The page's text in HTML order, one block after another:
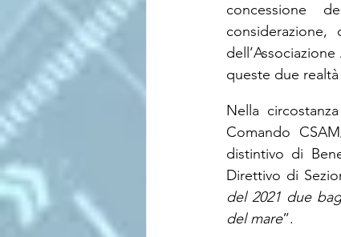
concessione
queste due
Nella
Comando
distintivo di
Direttivo di
del 2021 due
del mare”.